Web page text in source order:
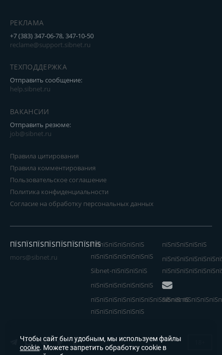
РЕКЛАМА
+7 (383) 347-06-78, 347-10-50
reclame@support.sibnet.ru
ТЕХПОДДЕРЖКА
Отправить сообщение:
help.sibnet.ru
ВАКАНСИИ
Отправить резюме:
job@sibnet.ru
Правила цитирования
Правила комментирования
Пользовательское соглашение
Политика конфиденциальности
Согласие на обработку персональных данных
ПЇЅПЇЅПЇЅПЇЅПЇЅПЇЅПЇЅПЇЅ
mors@sibnet.ru
пїЅпїЅпїЅпїЅпїЅпїЅ
пїЅпїЅпїЅпїЅпїЅпїЅпїЅ
Sibnet-пїЅпїЅпїЅпїЅ
пїЅпїЅпїЅпїЅпїЅ
пїЅпїЅпїЅпїЅпїЅпїЅпїЅ
пїЅпїЅпїЅпїЅпїЅпїЅпїЅпїЅпїЅпїЅпїЅ
пїЅпїЅпїЅпїЅпїЅпїЅ
Sibnet
Чтобы сайт был удобным, мы используем файлы
cookie. Можете запретить обработку cookie в